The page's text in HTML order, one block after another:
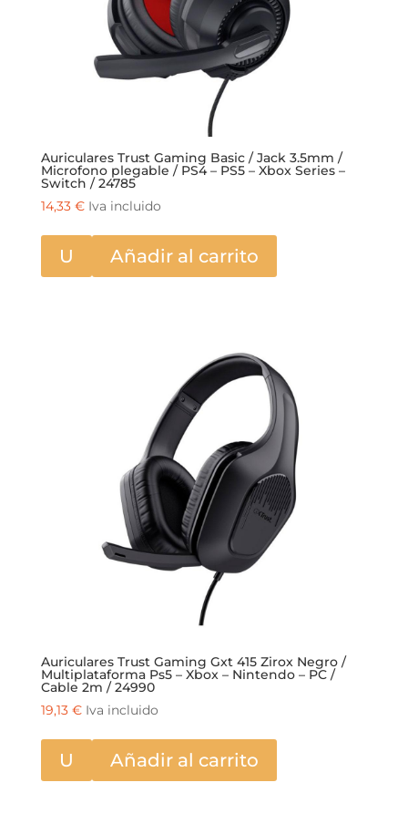
Auriculares Trust Gaming Basic / Jack 3.5mm /
Microfono plegable / PS4 – PS5 – Xbox Series –
Switch / 24785
14,33 € Iva incluido
U Añadir al carrito
Auriculares Trust Gaming Gxt 415 Zirox Negro /
Multiplataforma Ps5 – Xbox – Nintendo – PC /
Cable 2m / 24990
19,13 € Iva incluido
U Añadir al carrito